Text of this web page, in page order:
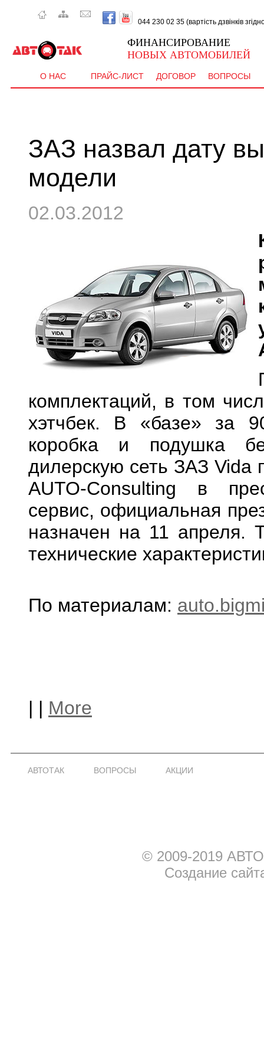
044 230 02 35 (вартість дзвінків
ФИНАНСИРОВАНИЕ
НОВЫХ АВТОМОБИЛЕЙ
О НАС ПРАЙС-ЛИСТ ДОГОВОР ВОПРОСЫ
ЗАЗ назвал дату
модели
02.03.2012
комплектаций, в том
хэтчбек. В «базе» за
коробка и подушка
дилерскую сеть ЗАЗ Vida
AUTO-Consulting в
сервис, официальная
назначен на 11 апреля.
технические
По материалам:
| | More
АВТОТАК ВОПРОСЫ АКЦИИ
© 2009-2019
Создание